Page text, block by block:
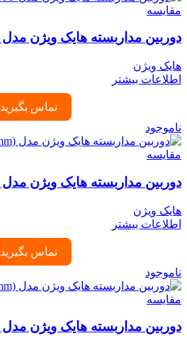
مقایسه
دوربین مداربسته هایک ویژن مدل DS-2CE76D3T-ITPF
هایک ویژن
اطلاعات بیشتر
تماس بگیرید
ناموجود
مقایسه
دوربین مداربسته هایک ویژن مدل DS-2CE10DF3T-FS
هایک ویژن
اطلاعات بیشتر
تماس بگیرید
ناموجود
مقایسه
دوربین مداربسته هایک ویژن مدل DS-2CE16D3T-IT3F